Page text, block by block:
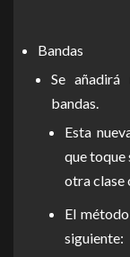
Bandas
Se añadirá
bandas.
Esta
que toque
otra clase
El
siguiente: